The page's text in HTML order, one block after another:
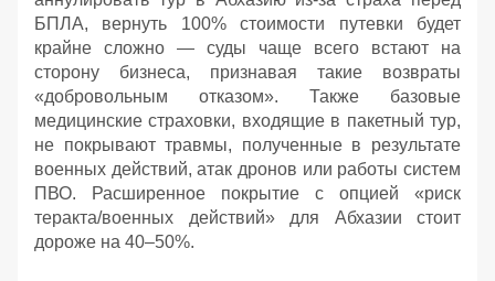
БПЛА, вернуть 100% стоимости путевки будет
крайне сложно — суды чаще всего встают на
сторону бизнеса, признавая такие возвраты
«добровольным отказом». Также базовые
медицинские страховки, входящие в пакетный тур,
не покрывают травмы, полученные в результате
военных действий, атак дронов или работы систем
ПВО. Расширенное покрытие с опцией «риск
теракта/военных действий» для Абхазии стоит
дороже на 40–50%.